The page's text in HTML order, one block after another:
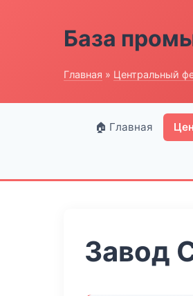
База
Главная » Центральный
🏠 Главная
Завод